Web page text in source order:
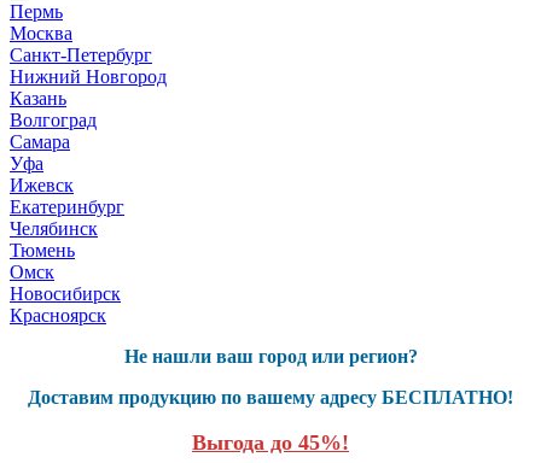
Пермь
Москва
Санкт-Петербург
Нижний Новгород
Казань
Волгоград
Самара
Уфа
Ижевск
Екатеринбург
Челябинск
Тюмень
Омск
Новосибирск
Красноярск
Не нашли ваш город или регион?
Доставим продукцию по вашему адресу БЕСПЛАТНО!
Выгода до 45%!